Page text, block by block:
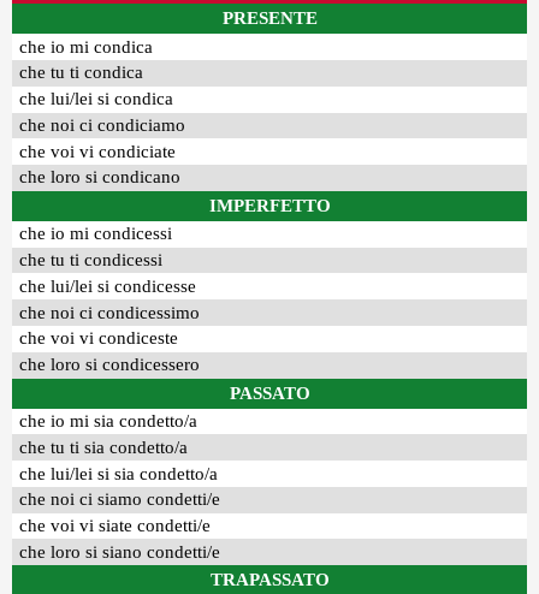
PRESENTE
che io mi condica
che tu ti condica
che lui/lei si condica
che noi ci condiciamo
che voi vi condiciate
che loro si condicano
IMPERFETTO
che io mi condicessi
che tu ti condicessi
che lui/lei si condicesse
che noi ci condicessimo
che voi vi condiceste
che loro si condicessero
PASSATO
che io mi sia condetto/a
che tu ti sia condetto/a
che lui/lei si sia condetto/a
che noi ci siamo condetti/e
che voi vi siate condetti/e
che loro si siano condetti/e
TRAPASSATO